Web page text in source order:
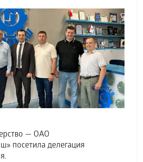
— ОАО
посетила делегация